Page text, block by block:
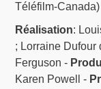
Téléfilm-Canada)
Réalisation:
; Lorraine Dufour
Ferguson -
Karen Powell -